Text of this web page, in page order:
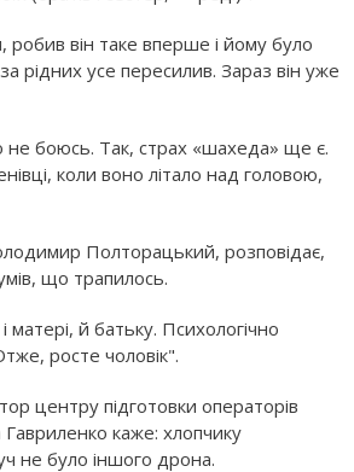
робив він таке вперше і йому було
рідних усе пересилив. Зараз він уже
не боюсь. Так, страх «шахеда» ще є.
коли воно літало над головою,
Полторацький, розповідає,
що трапилось.
матері, й батьку. Психологічно
росте чоловік".
центру підготовки операторів
каже: хлопчику
не було іншого дрона.